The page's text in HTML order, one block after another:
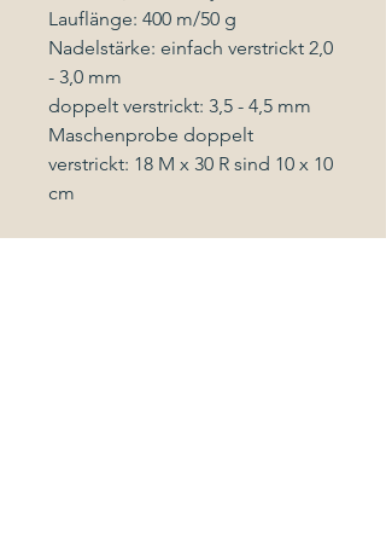
Lauflänge: 400 m/50 g
Nadelstärke: einfach verstrickt 2,0
- 3,0 mm
doppelt verstrickt: 3,5 - 4,5 mm
Maschenprobe doppelt
verstrickt: 18 M x 30 R sind 10 x 10
cm